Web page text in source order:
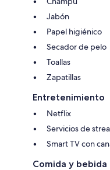
Jabón
Papel higiénico
Secador de pelo
Toallas
Zapatillas
Entretenimiento
Netflix
Servicios de
Smart TV con
Comida y bebida